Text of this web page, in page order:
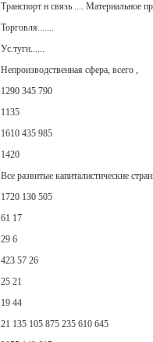
Транспорт н связь .... Материальное
Торговля.......
Ус.тугн......
Непроизводственная сфера, всего ,
1290 345 790
1135
1610 435 985
1420
Все развитые капиталистические
1720 130 505
61 17
29 6
423 57 26
25 21
19 44
21 135 105 875 235 610 645